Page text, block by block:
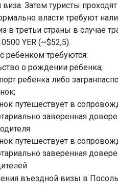
виза. Затем туристы
власти требуют
в третьи страны в случае
YER (~$52,5).
ребенком требуются:
о рождении ребенка;
ребенка либо
путешествует в
заверенная
путешествует в
заверенная
въездной визы в